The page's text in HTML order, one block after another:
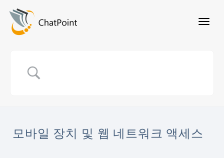
모바일 장치 및 웹 네트워크 액세스